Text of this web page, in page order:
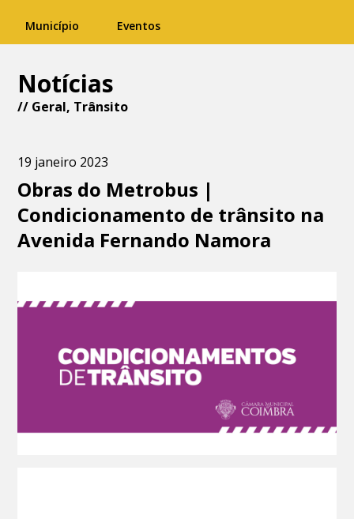
Município Eventos
Notícias
// Geral, Trânsito
19 janeiro 2023
Obras do Metrobus |
Condicionamento de trânsito na
Avenida Fernando Namora